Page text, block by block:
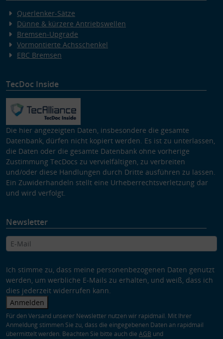
Querlenker-Sätze
Dünne & kürzere Antriebswellen
Bremsen-Upgrade
Vormontierte Achsschenkel
EBC Bremsen
TecDoc Inside
Die hier angezeigten Daten, insbesondere die gesamte
Datenbank, dürfen nicht kopiert werden. Es ist zu unterlassen,
die Daten oder die gesamte Datenbank ohne vorherige
Zustimmung TecDocs zu vervielfältigen, zu verbreiten
und/oder diese Handlungen durch Dritte ausführen zu lassen.
Ein Zuwiderhandeln stellt eine Urheberrechtsverletzung dar
und wird verfolgt.
Newsletter
Ich stimme zu, dass meine personenbezogenen Daten genutzt
werden, um werbliche E-Mails zu erhalten, und weiß, dass ich
dies jederzeit widerrufen kann.
Anmelden
Für den Versand unserer Newsletter nutzen wir rapidmail. Mit Ihrer
Anmeldung stimmen Sie zu, dass die eingegebenen Daten an rapidmail
übermittelt werden. Beachten Sie bitte auch die AGB und